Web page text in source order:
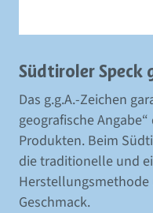
Südtiroler Speck
Das g.g.A.-Zeichen
geografische
Produkten. Beim
die traditionelle und
Geschmack.